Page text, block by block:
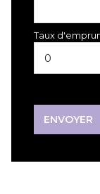
Taux
ENVOYER